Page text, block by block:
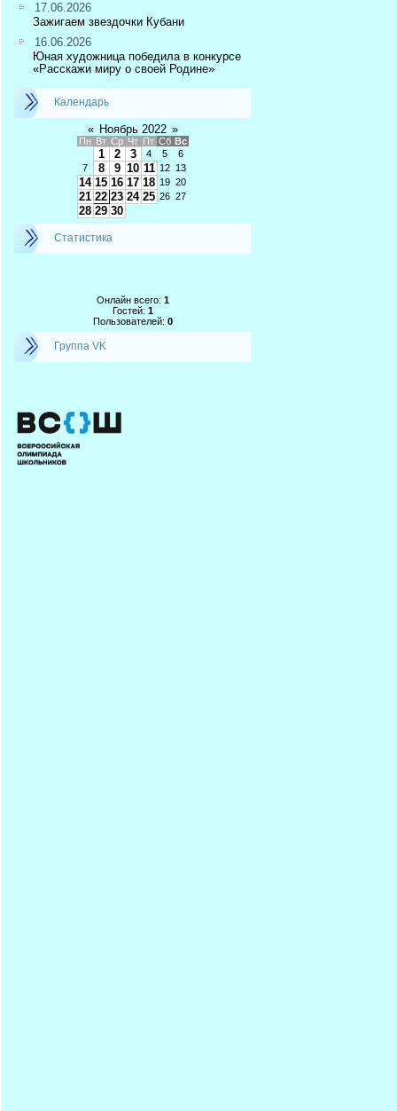
17.06.2026
Зажигаем звездочки Кубани
16.06.2026
Юная художница победила в конкурсе
«Расскажи миру о своей Родине»
Календарь
« Ноябрь 2022 »
Пн Вт Ср Чт Пт Сб Вс
1 2 3 4 5
6
7
8 9 10 11 12 13
14 15 16 17 18 19 20
21 22 23 24 25 26 27
28 29 30
Статистика
Онлайн всего: 1
Гостей: 1
Пользователей: 0
Группа VK